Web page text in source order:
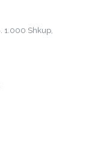
1.000 Shkup,